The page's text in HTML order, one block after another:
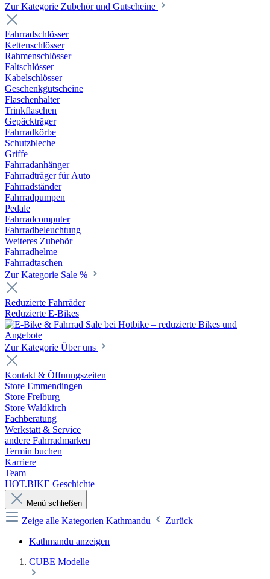
Zur Kategorie Zubehör und Gutscheine
Fahrradschlösser
Kettenschlösser
Rahmenschlösser
Faltschlösser
Kabelschlösser
Geschenkgutscheine
Flaschenhalter
Trinkflaschen
Gepäckträger
Fahrradkörbe
Schutzbleche
Griffe
Fahrradanhänger
Fahrradträger für Auto
Fahrradständer
Fahrradpumpen
Pedale
Fahrradcomputer
Fahrradbeleuchtung
Weiteres Zubehör
Fahrradhelme
Fahrradtaschen
Zur Kategorie Sale %
Reduzierte Fahrräder
Reduzierte E-Bikes
Zur Kategorie Über uns
Kontakt & Öffnungszeiten
Store Emmendingen
Store Freiburg
Store Waldkirch
Fachberatung
Werkstatt & Service
andere Fahrradmarken
Termin buchen
Karriere
Team
HOT.BIKE Geschichte
Menü schließen
Zeige alle Kategorien Kathmandu
Zurück
Kathmandu anzeigen
CUBE Modelle